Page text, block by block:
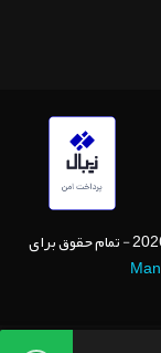
© 2026 - تمام حقوق برای